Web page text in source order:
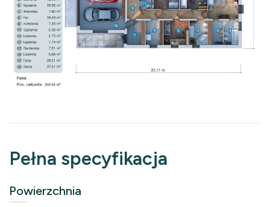
Pełna specyfikacja
Powierzchnia